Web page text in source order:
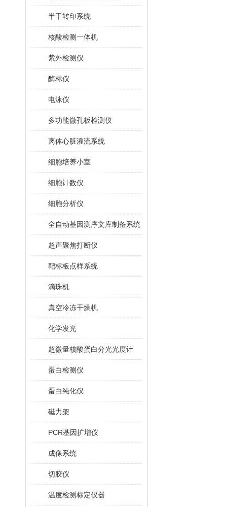
半干转印系统
核酸检测一体机
紫外检测仪
酶标仪
电泳仪
多功能微孔板检测仪
离体心脏灌流系统
细胞培养小室
细胞计数仪
细胞分析仪
全自动基因测序文库制备系统
超声聚焦打断仪
靶标板点样系统
滴珠机
真空冷冻干燥机
化学发光
超微量核酸蛋白分光光度计
蛋白检测仪
蛋白纯化仪
磁力架
PCR基因扩增仪
成像系统
切胶仪
温度检测标定仪器